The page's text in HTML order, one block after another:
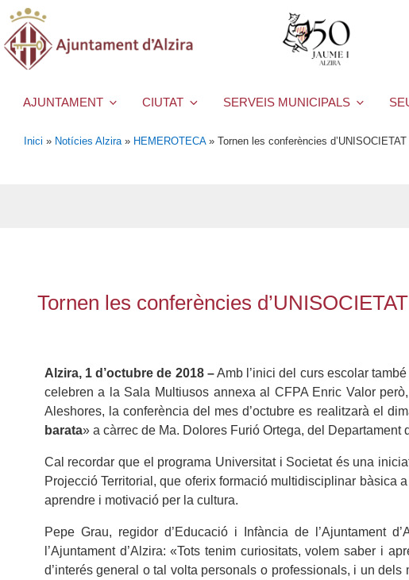
AJUNTAMENT CIUTAT SERVEIS MUNICIPALS
Inici » Notícies Alzira » HEMEROTECA» Tornen les conferències
Tornen les conferències
Alzira, 1 d’octubre de 2018 –Amb l’inici del curs escolar
celebren a la Sala Multiusos annexa al CFPA Enric Valor
Aleshores, la conferència del mes d’octubre es realitzarà el
barata» a càrrec de Ma. Dolores Furió Ortega, del
Cal recordar que el programa Universitat i Societat és una
Projecció Territorial, que oferix formació multidisciplinar bàsica
aprendre i motivació per la cultura.
Pepe Grau, regidor d’Educació i Infància de l’Ajuntament
l’Ajuntament d’Alzira: «Tots tenim curiositats, volem saber i
d’interés general o tal volta personals o professionals, i un